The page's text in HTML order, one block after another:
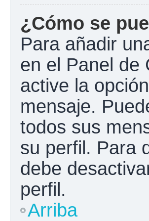
¿Cómo se
Para añadir
en el Panel de
active la
mensaje.
todos sus
su perfil. Para
debe
perfil.
Arriba